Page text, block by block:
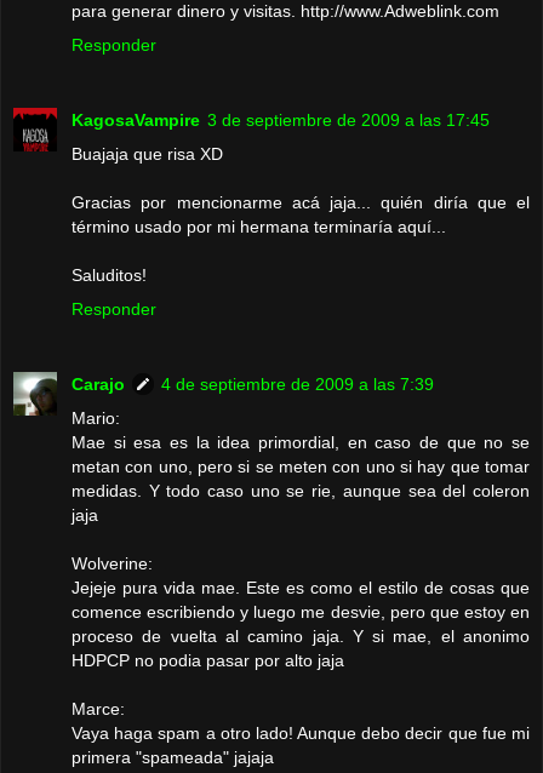
para generar dinero y visitas. http://www.Adweblink.com
Responder
KagosaVampire 3 de septiembre de 2009 a las 17:45
Buajaja que risa XD
Gracias por mencionarme acá jaja... quién diría que el
término usado por mi hermana terminaría aquí...
Saluditos!
Responder
Carajo
4 de septiembre de 2009 a las 7:39
Mario:
Mae si esa es la idea primordial, en caso de que no se
metan con uno, pero si se meten con uno si hay que tomar
medidas. Y todo caso uno se rie, aunque sea del coleron
jaja
Wolverine:
Jejeje pura vida mae. Este es como el estilo de cosas que
comence escribiendo y luego me desvie, pero que estoy en
proceso de vuelta al camino jaja. Y si mae, el anonimo
HDPCP no podia pasar por alto jaja
Marce:
Vaya haga spam a otro lado! Aunque debo decir que fue mi
primera "spameada" jajaja